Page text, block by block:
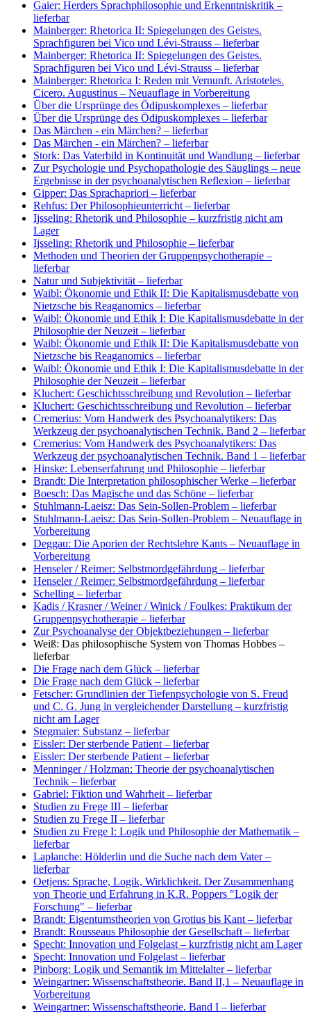
Gaier: Herders Sprachphilosophie und Erkenntniskritik –
lieferbar
Mainberger: Rhetorica II: Spiegelungen des Geistes.
Sprachfiguren bei Vico und Lévi-Strauss – lieferbar
Mainberger: Rhetorica II: Spiegelungen des Geistes.
Sprachfiguren bei Vico und Lévi-Strauss – lieferbar
Mainberger: Rhetorica I: Reden mit Vernunft. Aristoteles.
Cicero. Augustinus – Neuauflage in Vorbereitung
Über die Ursprünge des Ödipuskomplexes – lieferbar
Über die Ursprünge des Ödipuskomplexes – lieferbar
Das Märchen - ein Märchen? – lieferbar
Das Märchen - ein Märchen? – lieferbar
Stork: Das Vaterbild in Kontinuität und Wandlung – lieferbar
Zur Psychologie und Psychopathologie des Säuglings – neue
Ergebnisse in der psychoanalytischen Reflexion – lieferbar
Gipper: Das Sprachapriori – lieferbar
Rehfus: Der Philosophieunterricht – lieferbar
Ijsseling: Rhetorik und Philosophie – kurzfristig nicht am
Lager
Ijsseling: Rhetorik und Philosophie – lieferbar
Methoden und Theorien der Gruppenpsychotherapie –
lieferbar
Natur und Subjektivität – lieferbar
Waibl: Ökonomie und Ethik II: Die Kapitalismusdebatte von
Nietzsche bis Reaganomics – lieferbar
Waibl: Ökonomie und Ethik I: Die Kapitalismusdebatte in der
Philosophie der Neuzeit – lieferbar
Waibl: Ökonomie und Ethik II: Die Kapitalismusdebatte von
Nietzsche bis Reaganomics – lieferbar
Waibl: Ökonomie und Ethik I: Die Kapitalismusdebatte in der
Philosophie der Neuzeit – lieferbar
Kluchert: Geschichtsschreibung und Revolution – lieferbar
Kluchert: Geschichtsschreibung und Revolution – lieferbar
Cremerius: Vom Handwerk des Psychoanalytikers: Das
Werkzeug der psychoanalytischen Technik. Band 2 – lieferbar
Cremerius: Vom Handwerk des Psychoanalytikers: Das
Werkzeug der psychoanalytischen Technik. Band 1 – lieferbar
Hinske: Lebenserfahrung und Philosophie – lieferbar
Brandt: Die Interpretation philosophischer Werke – lieferbar
Boesch: Das Magische und das Schöne – lieferbar
Stuhlmann-Laeisz: Das Sein-Sollen-Problem – lieferbar
Stuhlmann-Laeisz: Das Sein-Sollen-Problem – Neuauflage in
Vorbereitung
Deggau: Die Aporien der Rechtslehre Kants – Neuauflage in
Vorbereitung
Henseler / Reimer: Selbstmordgefährdung – lieferbar
Henseler / Reimer: Selbstmordgefährdung – lieferbar
Schelling – lieferbar
Kadis / Krasner / Weiner / Winick / Foulkes: Praktikum der
Gruppenpsychotherapie – lieferbar
Zur Psychoanalyse der Objektbeziehungen – lieferbar
Weiß: Das philosophische System von Thomas Hobbes –
lieferbar
Die Frage nach dem Glück – lieferbar
Die Frage nach dem Glück – lieferbar
Fetscher: Grundlinien der Tiefenpsychologie von S. Freud
und C. G. Jung in vergleichender Darstellung – kurzfristig
nicht am Lager
Stegmaier: Substanz – lieferbar
Eissler: Der sterbende Patient – lieferbar
Eissler: Der sterbende Patient – lieferbar
Menninger / Holzman: Theorie der psychoanalytischen
Technik – lieferbar
Gabriel: Fiktion und Wahrheit – lieferbar
Studien zu Frege III – lieferbar
Studien zu Frege II – lieferbar
Studien zu Frege I: Logik und Philosophie der Mathematik –
lieferbar
Laplanche: Hölderlin und die Suche nach dem Vater–
lieferbar
Oetjens: Sprache, Logik, Wirklichkeit. Der Zusammenhang
von Theorie und Erfahrung in K.R. Poppers "Logik der
Forschung" – lieferbar
Brandt: Eigentumstheorien von Grotius bis Kant – lieferbar
Brandt: Rousseaus Philosophie der Gesellschaft – lieferbar
Specht: Innovation und Folgelast – kurzfristig nicht am Lager
Specht: Innovation und Folgelast – lieferbar
Pinborg: Logik und Semantik im Mittelalter– lieferbar
Weingartner: Wissenschaftstheorie. Band II,1 – Neuauflage in
Vorbereitung
Weingartner: Wissenschaftstheorie. Band I – lieferbar